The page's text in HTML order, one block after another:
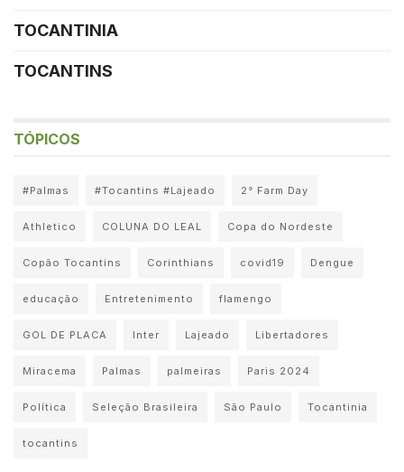
TOCANTINIA
TOCANTINS
TÓPICOS
#Palmas #Tocantins #Lajeado 2° Farm Day
Athletico COLUNA DO LEAL Copa do Nordeste
Copão Tocantins Corinthians covid19 Dengue
educação Entretenimento flamengo
GOL DE PLACA Inter Lajeado Libertadores
Miracema Palmas palmeiras Paris 2024
Política Seleção Brasileira São Paulo Tocantinia
tocantins